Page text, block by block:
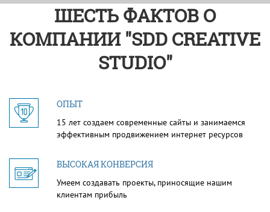
ШЕСТЬ ФАКТОВ О
КОМПАНИИ "SDD CREATIVE
STUDIO"
ОПЫТ
15 лет создаем современные сайты и занимаемся
эффективным продвижением интернет ресурсов
ВЫСОКАЯ КОНВЕРСИЯ
Умеем создавать проекты, приносящие нашим
клиентам прибыль